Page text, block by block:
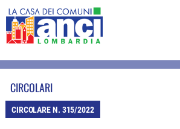
CIRCOLARI
CIRCOLARE N. 315/2022